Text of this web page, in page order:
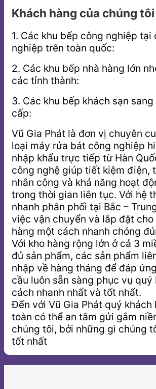
Khách hàng của chúng tôi
1. Các khu bếp công nghiệp tại
nghiệp trên toàn quốc:
2. Các khu bếp nhà hàng lớn
các tỉnh thành:
3. Các khu bếp khách sạn
cấp:
Vũ Gia Phát là đơn vị chuyên
loại máy rửa bát công nghiệp
nhập khẩu trực tiếp từ Hàn
công nghệ giúp tiết kiệm điện,
nhân công và khả năng hoạt
trong thời gian liên tục. Với hệ
nhanh phân phối tại Bắc –
việc vận chuyển và lắp đặt cho
hàng một cách nhanh chóng
Với kho hàng rộng lớn ở cả 3
đủ sản phẩm, các sản phẩm
nhập về hàng tháng để đáp
cầu luôn sẵn sàng phục vụ quý
cách nhanh nhất và tốt nhất.
Đến với Vũ Gia Phát quý khách
toàn có thể an tâm gửi gắm
chúng tôi, bởi những gì chúng
tốt nhất